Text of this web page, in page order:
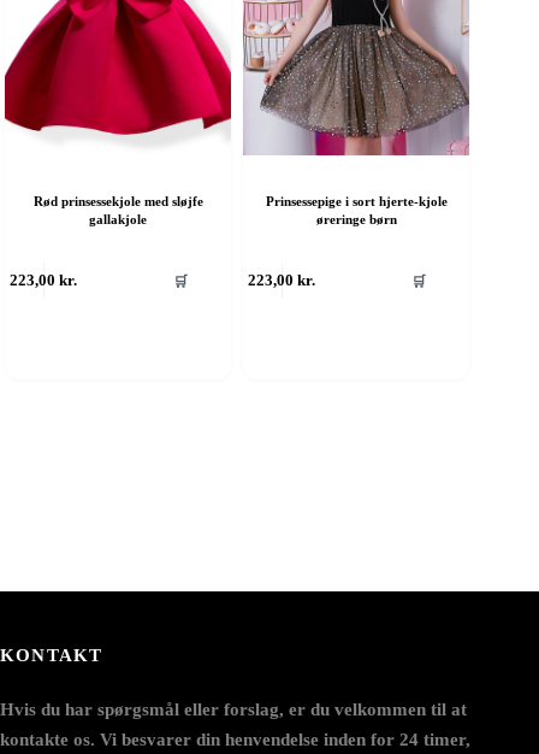
Rød prinsessekjole med sløjfe
gallakjole
223,00kr. 🛒
Prinsessepige i sort hjerte-kjole
øreringe børn
223,00kr. 🛒
vare
KONTAKT
Hvis du har spørgsmål eller forslag, er du velkommen til at
kontakte os. Vi besvarer din henvendelse inden for 24 timer,